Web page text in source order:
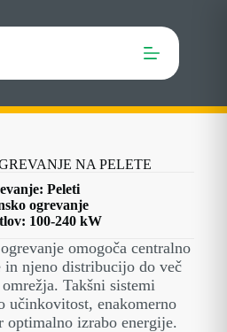
NA PELETE
Peleti
ogrevanje
100-240 kW
omogoča centralno
njeno distribucijo do več
Takšni sistemi
učinkovitost, enakomerno
optimalno izrabo energije.